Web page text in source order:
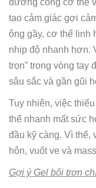
đường cong cơ thể
tạo cảm giác gợi
ông gầy, cơ thể linh
nhịp độ nhanh hơn.
trọn” trong vòng tay
sâu sắc và gần gũi
Tuy nhiên, việc
thể nhanh mất sức
đầu kỹ càng. Vì thế,
hôn, vuốt ve và
Gợi ý Gel bôi trơn